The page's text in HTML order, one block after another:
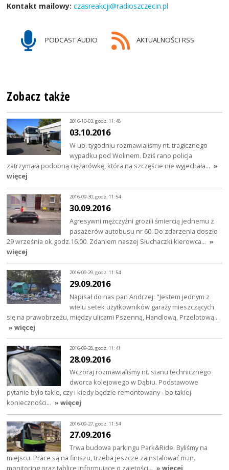
Kontakt mailowy: czasreakcji@radioszczecin.pl
PODCAST AUDIO AKTUALNOŚCI RSS
Zobacz także
2016-10-03, godz. 11:48
03.10.2016
W ub. tygodniu rozmawialiśmy nt. tragicznego
wypadku pod Wolinem. Dziś rano policja
zatrzymała podobną ciężarówkę, która na szczęście nie wyjechała… »
więcej
2016-09-30, godz. 11:54
30.09.2016
Agresywni mężczyźni grozili śmiercią jednemu z
pasażerów autobusu nr 60. Do zdarzenia doszło
29 września ok.godz.16.00. Zdaniem naszej Słuchaczki kierowca… »
więcej
2016-09-29, godz. 11:54
29.09.2016
Napisał do nas pan Andrzej: "Jestem jednym z
wielu setek użytkowników garaży mieszczących
się na prawobrzeżu, między ulicami Pszenną, Handlową, Przelotową…
» więcej
2016-09-28, godz. 11:41
28.09.2016
Wczoraj rozmawialiśmy nt. stanu technicznego
dworca kolejowego w Dąbiu. Podstawowe
pytanie było takie, czy i kiedy będzie remontowany - bo takiej
konieczności… » więcej
2016-09-27, godz. 11:54
27.09.2016
Trwa budowa parkingu Park&Ride. Byliśmy na
miejscu. Prace są na finiszu, trzeba jeszcze zainstalować m.in.
monitoring oraz tablice informujące o zajętości… » więcej